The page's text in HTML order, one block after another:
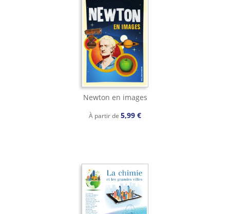
Newton en images
À partir de 5,99 €